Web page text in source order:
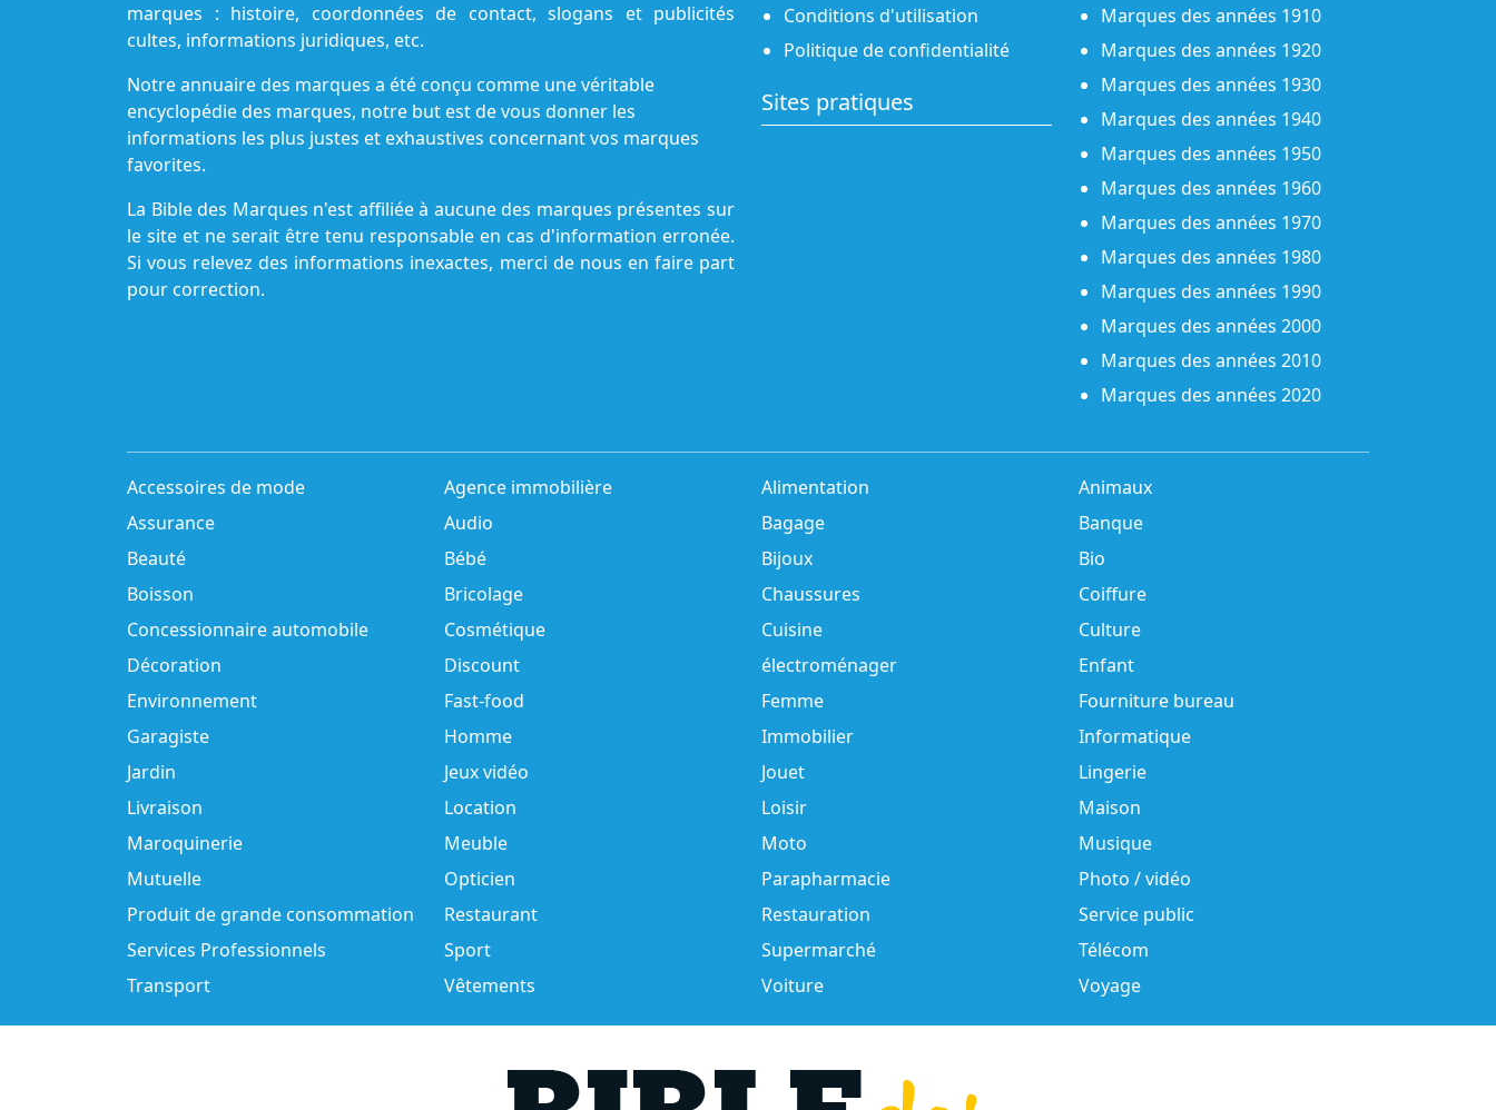
marques : histoire, coordonnées de contact, slogans et publicités
cultes, informations juridiques, etc.
Notre annuaire des marques a été conçu comme une véritable
encyclopédie des marques, notre but est de vous donner les
informations les plus justes et exhaustives concernant vos marques
favorites.
La Bible des Marques n'est affiliée à aucune des marques présentes sur
le site et ne serait être tenu responsable en cas d'information erronée.
Si vous relevez des informations inexactes, merci de nous en faire part
pour correction.
Conditions d'utilisation
Politique de confidentialité
Sites pratiques
Marques des années 1910
Marques des années 1920
Marques des années 1930
Marques des années 1940
Marques des années 1950
Marques des années 1960
Marques des années 1970
Marques des années 1980
Marques des années 1990
Marques des années 2000
Marques des années 2010
Marques des années 2020
Accessoires de mode Agence immobilière Alimentation
Animaux
Assurance
Audio Bagage
Banque
Beauté
Bébé Bijoux
Bio
Boisson
Bricolage Chaussures
Coiffure
Concessionnaire automobile
Cosmétique Cuisine
Culture
Décoration
Discount électroménager
Enfant
Environnement
Fast-food Femme
Fourniture bureau
Garagiste
Homme Immobilier
Informatique
Jardin
Jeux vidéo Jouet
Lingerie
Livraison
Location Loisir
Maison
Maroquinerie
Meuble Moto
Musique
Mutuelle
Opticien Parapharmacie
Photo / vidéo
Produit de grande consommation
Restaurant Restauration
Service public
Services Professionnels
Sport Supermarché
Télécom
Transport
Vêtements Voiture Voyage